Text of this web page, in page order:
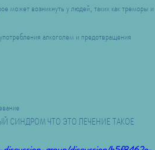
может возникнуть у людей, таких как треморы и
алкоголем и предотвращения
СИНДРОМ ЧТО ЭТО ЛЕЧЕНИЕ ТАКОЕ